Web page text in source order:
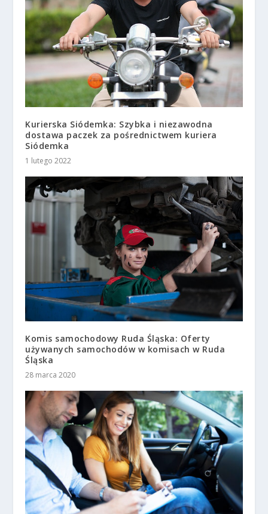
Kurierska Siódemka: Szybka i niezawodna
dostawa paczek za pośrednictwem kuriera
Siódemka
1 lutego 2022
Komis samochodowy Ruda Śląska: Oferty
używanych samochodów w komisach w Ruda
Śląska
28 marca 2020